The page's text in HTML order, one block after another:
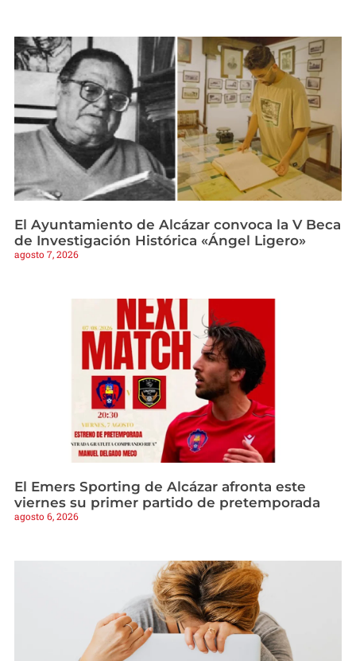
El Ayuntamiento de Alcázar convoca la V Beca
de Investigación Histórica «Ángel Ligero»
agosto 7, 2026
El Emers Sporting de Alcázar afronta este
viernes su primer partido de pretemporada
agosto 6, 2026